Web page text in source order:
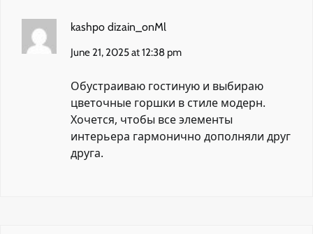
kashpo dizain_onMl
June 21, 2025 at 12:38 pm
Обустраиваю гостиную и выбираю
цветочные горшки в стиле модерн.
Хочется, чтобы все элементы
интерьера гармонично дополняли друг
друга.